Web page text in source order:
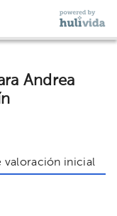
Andrea